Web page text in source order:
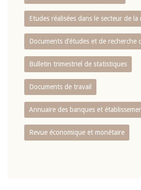
Etudes réalisées dans le secteur de la
Documents d’études et de recherche
Bulletin trimestriel de statistiques
Documents de travail
Annuaire des banques et
Revue économique et monétaire